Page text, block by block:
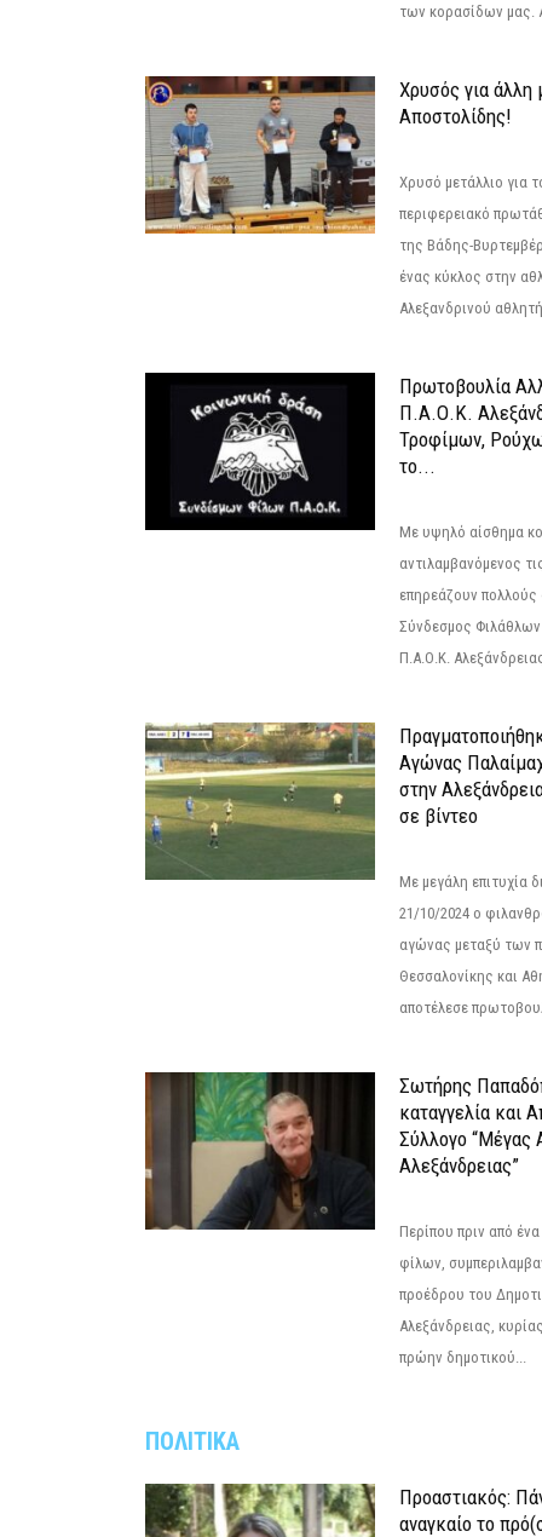
των κορασίδων μας.
Χρυσός για άλλη
Αποστολίδης!
Χρυσό μετάλλιο για
περιφερειακό
της Βάδης-
ένας κύκλος στην
Αλεξανδρινού
Πρωτοβουλία
Π.Α.Ο.Κ.
Τροφίμων,
το...
Με υψηλό αίσθημα
αντιλαμβανόμενος
επηρεάζουν πολλούς
Σύνδεσμος
Π.Α.Ο.Κ.
Αγώνας
στην
σε βίντεο
Με μεγάλη επιτυχία
21/10/2024 ο
αγώνας μεταξύ των
Θεσσαλονίκης και
αποτέλεσε
Σωτήρης
καταγγελία και
Σύλλογο “Μέγας
Αλεξάνδρειας”
Περίπου πριν από
φίλων,
προέδρου του
Αλεξάνδρειας,
πρώην δημοτικού...
ΠΟΛΙΤΙΚΑ
Προαστιακός:
αναγκαίο το